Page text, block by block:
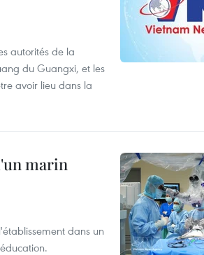
autorités de la
du Guangxi, et les
avoir lieu dans la
marin
dans un